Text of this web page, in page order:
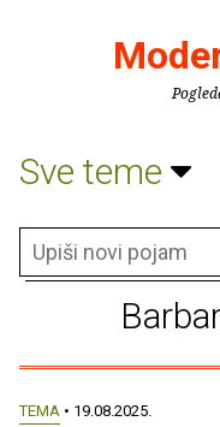
Sve teme
TEMA • 19.08.2025.